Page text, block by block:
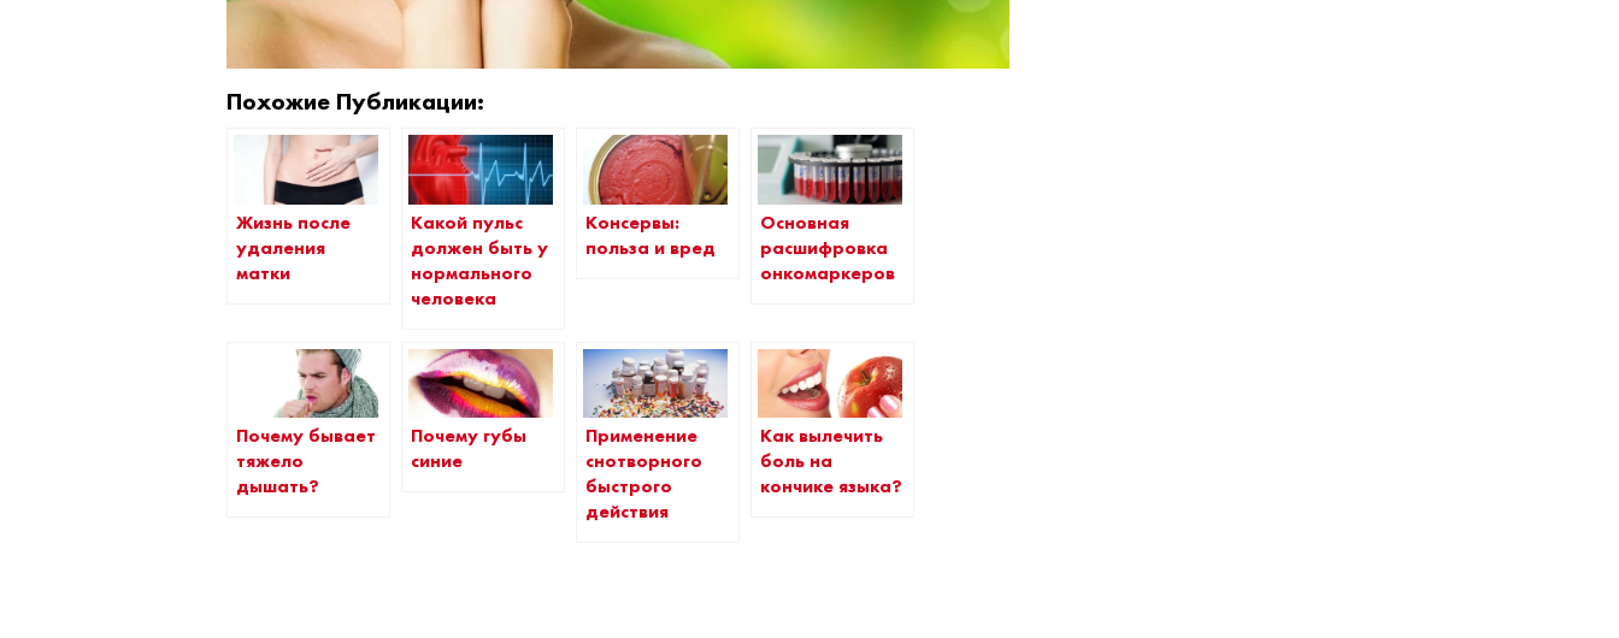
Похожие Публикации:
Жизнь после
удаления
матки
Какой пульс
должен быть у
нормального
человека
Консервы:
польза и вред
Основная
расшифровка
онкомаркеров
Почему бывает
тяжело
дышать?
Почему губы
синие
Применение
снотворного
быстрого
действия
Как вылечить
боль на
кончике языка?